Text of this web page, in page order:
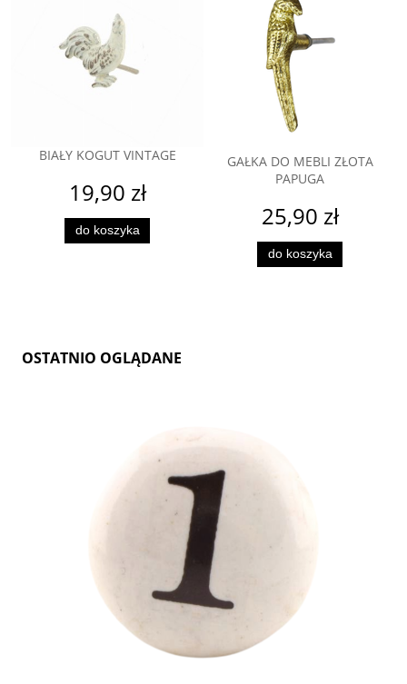
BIAŁY KOGUT VINTAGE
19,90 zł
do koszyka
GAŁKA DO MEBLI ZŁOTA
PAPUGA
25,90 zł
do koszyka
OSTATNIO OGLĄDANE